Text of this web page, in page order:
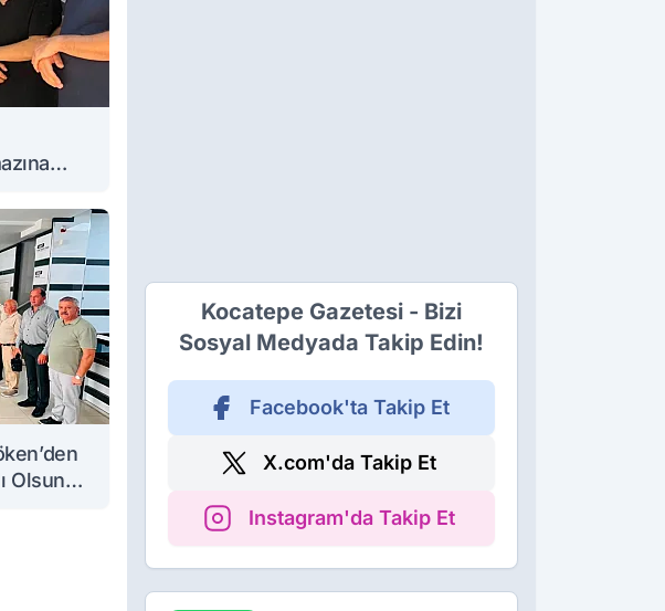
Olsun
Kocatepe Gazetesi - Bizi
Sosyal Medyada Takip Edin!
Facebook'ta Takip Et
X.com'da Takip Et
Instagram'da Takip Et